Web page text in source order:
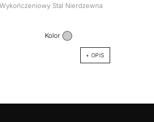
Stal Nierdzewna
Kolor
+ OPIS